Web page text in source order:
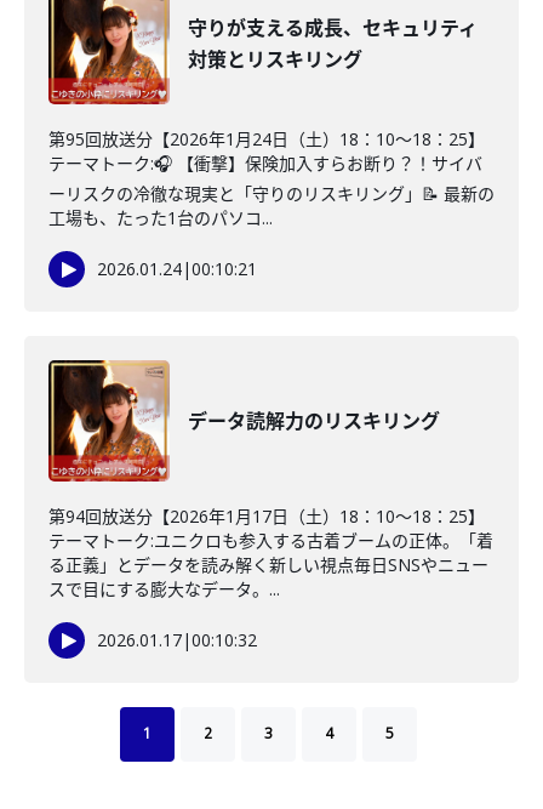
守りが支える成長、セキュリティ
対策とリスキリング
第95回放送分【2026年1月24日（土）18：10～18：25】
テーマトーク:🎧 【衝撃】保険加入すらお断り？！サイバ
ーリスクの冷徹な現実と「守りのリスキリング」📝 最新の
工場も、たった1台のパソコ...
2026.01.24|00:10:21
データ読解力のリスキリング
第94回放送分【2026年1月17日（土）18：10～18：25】
テーマトーク:ユニクロも参入する古着ブームの正体。「着
る正義」とデータを読み解く新しい視点毎日SNSやニュー
スで目にする膨大なデータ。...
2026.01.17|00:10:32
1 2 3 4 5